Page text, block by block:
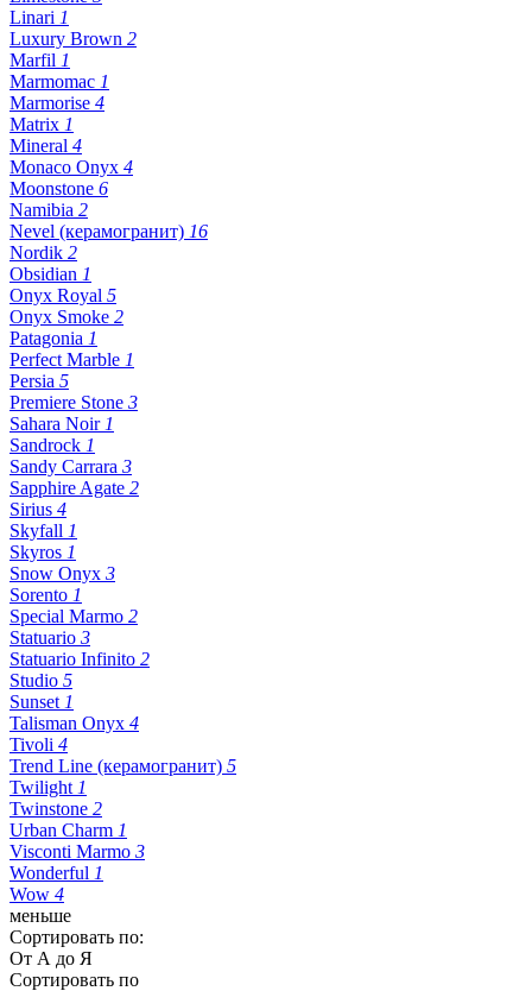
Linari 1
Luxury Brown 2
Marfil 1
Marmomac 1
Marmorise 4
Matrix 1
Mineral 4
Monaco Onyx 4
Moonstone 6
Namibia 2
Nevel (керамогранит) 16
Nordik 2
Obsidian 1
Onyx Royal 5
Onyx Smoke 2
Patagonia 1
Perfect Marble 1
Persia 5
Premiere Stone 3
Sahara Noir 1
Sandrock 1
Sandy Carrara 3
Sapphire Agate 2
Sirius 4
Skyfall 1
Skyros 1
Snow Onyx 3
Sorento 1
Special Marmo 2
Statuario 3
Statuario Infinito 2
Studio 5
Sunset 1
Talisman Onyx 4
Tivoli 4
Trend Line (керамогранит) 5
Twilight 1
Twinstone 2
Urban Charm 1
Visconti Marmo 3
Wonderful 1
Wow 4
меньше
Сортировать по:
От А до Я
Сортировать по